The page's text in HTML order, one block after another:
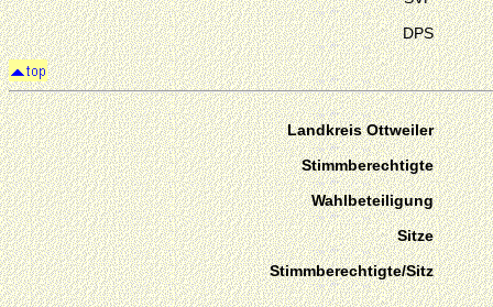
DPS
Landkreis Ottweiler
Stimmberechtigte
Wahlbeteiligung
Sitze
Stimmberechtigte/Sitz